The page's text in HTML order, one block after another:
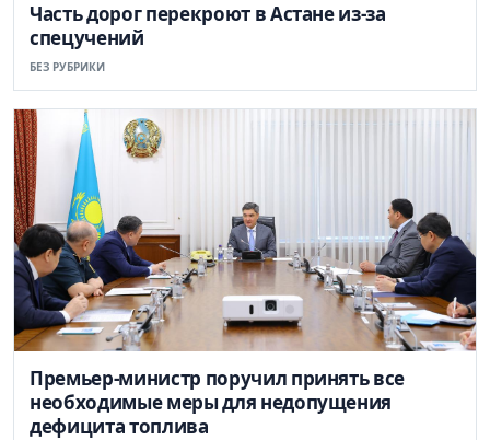
Часть дорог перекроют в Астане из-за
спецучений
БЕЗ РУБРИКИ
Премьер-министр поручил принять все
необходимые меры для недопущения
дефицита топлива